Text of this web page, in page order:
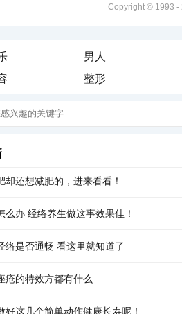
Copyright © 1993 -
男人
整形
却还想减肥的，进来看看！
么办 经络养生做这事效果佳！
络是否通畅 看这里就知道了
疮的特效方都有什么
好这几个简单动作健康长寿呢！